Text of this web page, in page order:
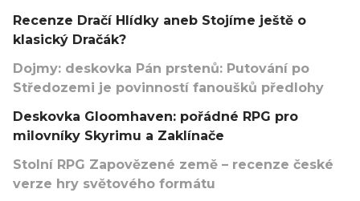
Recenze Dračí Hlídky aneb Stojíme ještě o
klasický Dračák?
Dojmy: deskovka Pán prstenů: Putování po
Středozemi je povinností fanoušků předlohy
Deskovka Gloomhaven: pořádné RPG pro
milovníky Skyrimu a Zaklínače
Stolní RPG Zapovězené země – recenze české
verze hry světového formátu